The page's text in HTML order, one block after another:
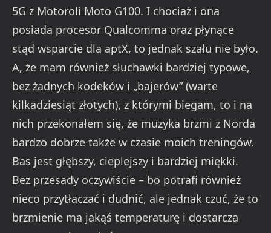
5G z Motoroli Moto G100. I chociaż i ona
posiada procesor Qualcomma oraz płynące
stąd wsparcie dla aptX, to jednak szału nie było.
A, że mam również słuchawki bardziej typowe,
bez żadnych kodeków i „bajerów” (warte
kilkadziesiąt złotych), z którymi biegam, to i na
nich przekonałem się, że muzyka brzmi z Norda
bardzo dobrze także w czasie moich treningów.
Bas jest głębszy, cieplejszy i bardziej miękki.
Bez przesady oczywiście – bo potrafi również
nieco przytłaczać i dudnić, ale jednak czuć, że to
brzmienie ma jakąś temperaturę i dostarcza